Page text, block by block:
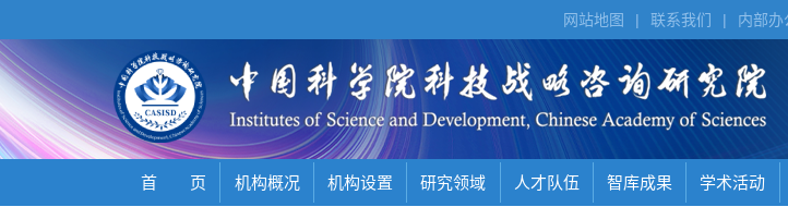
内部办
|
联系我们
|
网站地图
首 页 机构概况 机构设置 研究领域 人才队伍 智库成果 学术活动